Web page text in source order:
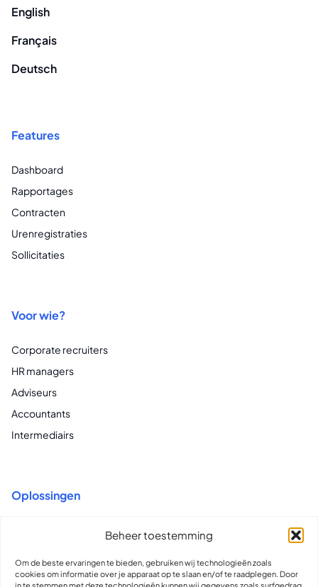
Beheer toestemming
Om de beste ervaringen te bieden, gebruiken wij technologieën zoals
cookies om informatie over je apparaat op te slaan en/of te raadplegen. Door
English
Français
Deutsch
Features
Dashboard
Rapportages
Contracten
Urenregistraties
Sollicitaties
Voor wie?
Corporate recruiters
HR managers
Adviseurs
Accountants
Intermediairs
Oplossingen
Recruitment voor Vast & Flex
Total Talent Intelligence & Insights